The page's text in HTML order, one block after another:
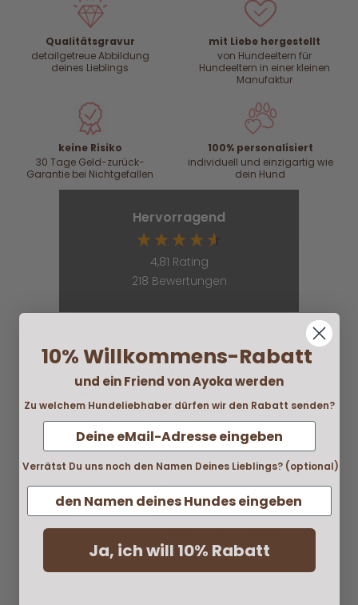
Qualitätsgravur
detailgetreue Abbildung
deines Lieblings
mit Liebe hergestellt
von Hundeeltern für
Hundeeltern in einer kleinen
Manufaktur
keine Risiko
30 Tage Geld-zurück-
Garantie bei Nichtgefallen
100% personalisiert
individuell und einzigartig wie
dein Hund
Hervorragend
4,81 Rating
218 Bewertungen
Anonym
Kette mit 2 Anhängern mit gravierten
Hundeportraits Namensgravur auf dem 1.
und 2. Anhänger / Rückseitengravur auf
Bilder wirken sehr identisch,bin total
meine zwei Lieblinge jetzt immer
bei mir habe.
Koblenz, DE, vor 4 Monaten
Tut
10% Willkommens-Rabatt
und ein Friend von Ayoka werden
Zu welchem Hundeliebhaber dürfen wir den Rabatt senden?
Verrätst Du uns noch den Namen Deines Lieblings? (optional)
Ja, ich will 10% Rabatt